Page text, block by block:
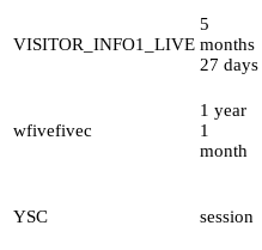
VISITOR_INFO1_LIVE
5
months
27 days
wfivefivec
1 year
1
month
YSC session